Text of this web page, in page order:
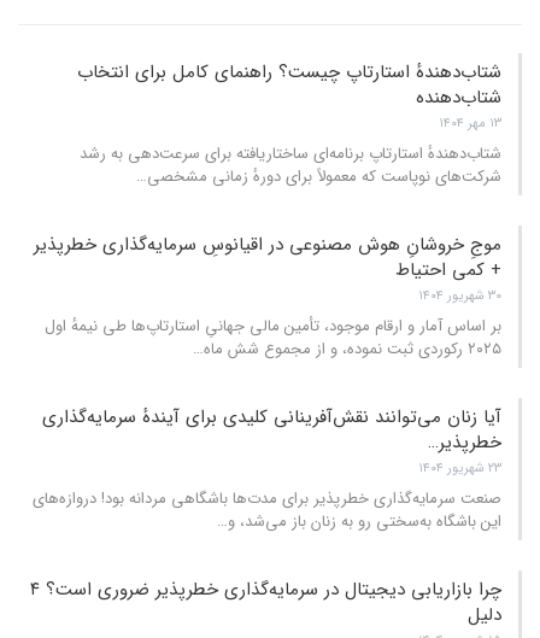
شتاب‌دهندهٔ استارتاپ چیست؟ راهنمای کامل برای انتخاب
شتا‌ب‌دهنده
۱۳ مهر ۱۴۰۴
شتاب‌دهندهٔ استارتاپ برنامه‌ای ساختاریافته برای سرعت‌دهی به رشد
شرکت‌های نوپاست که معمولاً برای دورهٔ زمانی مشخصی…
موجِ خروشانِ هوش مصنوعی در اقیانوسِ سرمایه‌گذاری خطرپذیر
+ کمی احتیاط
۳۰ شهریور ۱۴۰۴
بر اساس آمار و ارقام موجود، تأمین مالی جهانیِ استارتاپ‌ها طی نیمهٔ اول
۲۰۲۵ رکوردی ثبت نموده، و از مجموع شش ماه
…
آیا زنان می‌توانند نقش‌آفرینانی کلیدی برای آیندهٔ سرمایه‌گذاری
خطرپذیر…
۲۳ شهریور ۱۴۰۴
صنعت سرمایه‌گذاری خطرپذیر برای مدت‌ها باشگاهی مردانه بود! دروازه‌های
این باشگاه به‌سختی رو به زنان باز می‌شد، و…
چرا بازاریابی دیجیتال در سرمایه‌گذاری خطرپذیر ضروری است؟ ۴
دلیل